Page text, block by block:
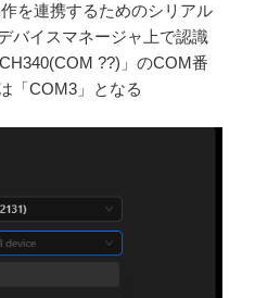
を連携するためのシリアル
バイスマネージャ上で認識
??)」のCOM番
「COM3」となる